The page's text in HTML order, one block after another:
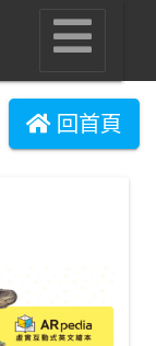
回首頁